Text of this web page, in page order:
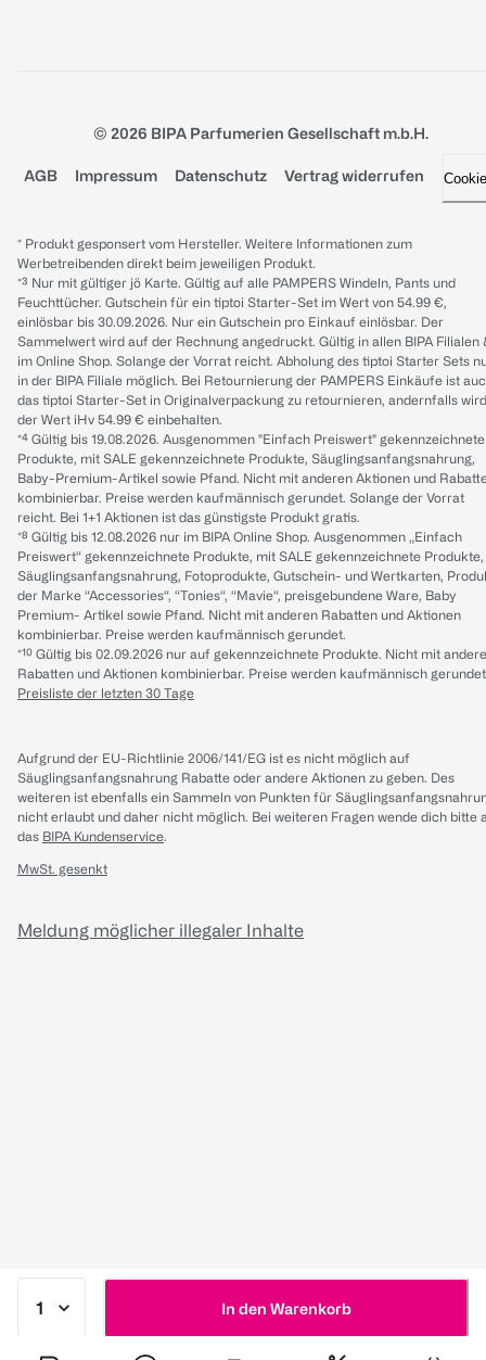
In den Warenkorb
© 2026 BIPA Parfumerien Gesellschaft m.b.H.
AGB Impressum Datenschutz Vertrag widerrufen
* Produkt gesponsert vom Hersteller. Weitere Informationen zum
Werbetreibenden direkt beim jeweiligen Produkt.
*³ Nur mit gültiger jö Karte. Gültig auf alle PAMPERS Windeln, Pants und
Feuchttücher. Gutschein für ein tiptoi Starter-Set im Wert von 54.99 €,
einlösbar bis 30.09.2026. Nur ein Gutschein pro Einkauf einlösbar. Der
Sammelwert wird auf der Rechnung angedruckt. Gültig in allen BIPA Filialen
im Online Shop. Solange der Vorrat reicht. Abholung des tiptoi Starter Sets
in der BIPA Filiale möglich. Bei Retournierung der PAMPERS Einkäufe ist
das tiptoi Starter-Set in Originalverpackung zu retournieren, andernfalls wird
der Wert iHv 54.99 € einbehalten.
*⁴ Gültig bis 19.08.2026. Ausgenommen "Einfach Preiswert" gekennzeichnete
Produkte, mit SALE gekennzeichnete Produkte, Säuglingsanfangsnahrung,
Baby-Premium-Artikel sowie Pfand. Nicht mit anderen Aktionen und
kombinierbar. Preise werden kaufmännisch gerundet. Solange der Vorrat
reicht. Bei 1+1 Aktionen ist das günstigste Produkt gratis.
*⁸ Gültig bis 12.08.2026 nur im BIPA Online Shop. Ausgenommen „Einfach
Preiswert“ gekennzeichnete Produkte, mit SALE gekennzeichnete Produkte,
Säuglingsanfangsnahrung, Fotoprodukte, Gutschein- und Wertkarten,
der Marke “Accessories“, “Tonies“, “Mavie“, preisgebundene Ware, Baby
Premium- Artikel sowie Pfand. Nicht mit anderen Rabatten und Aktionen
kombinierbar. Preise werden kaufmännisch gerundet.
*¹⁰ Gültig bis 02.09.2026 nur auf gekennzeichnete Produkte. Nicht mit
Rabatten und Aktionen kombinierbar. Preise werden kaufmännisch
Preisliste der letzten 30 Tage
Aufgrund der EU-Richtlinie 2006/141/EG ist es nicht möglich auf
Säuglingsanfangsnahrung Rabatte oder andere Aktionen zu geben. Des
weiteren ist ebenfalls ein Sammeln von Punkten für
nicht erlaubt und daher nicht möglich. Bei weiteren Fragen wende dich bitte
das BIPA Kundenservice.
MwSt. gesenkt
Meldung möglicher illegaler Inhalte